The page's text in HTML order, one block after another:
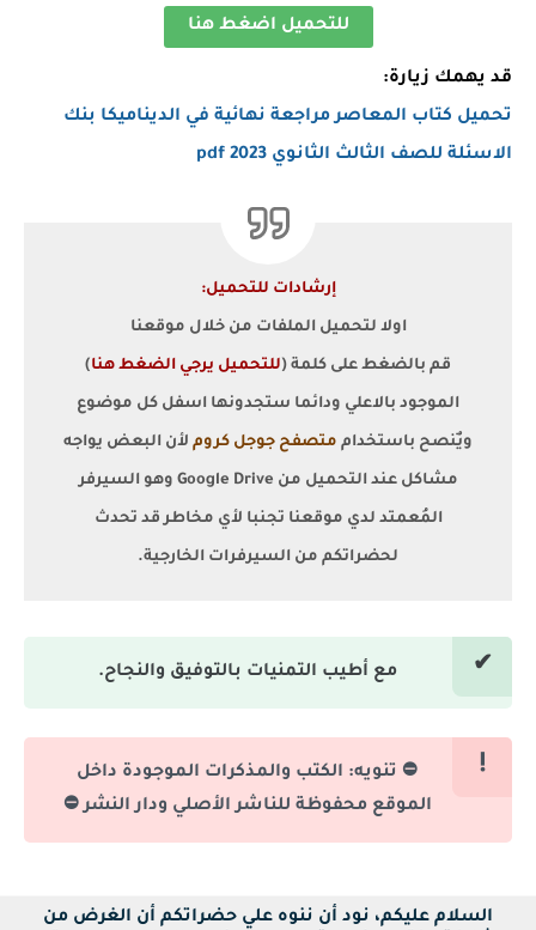
للتحميل اضغط هنا
قد يهمك زيارة:
تحميل كتاب المعاصر مراجعة نهائية في الديناميكا بنك
الاسئلة للصف الثالث الثانوي 2023 pdf
إرشادات للتحميل:
اولا لتحميل الملفات من خلال موقعنا
قم بالضغط على كلمة (للتحميل يرجي الضغط هنا)
الموجود بالاعلي ودائما ستجدونها اسفل كل موضوع
ويٌنصح باستخدام متصفح جوجل كروم لأن البعض يواجه
مشاكل عند التحميل من Google Drive وهو السيرفر
المُعمتد لدي موقعنا تجنبا لأي مخاطر قد تحدث
لحضراتكم من السيرفرات الخارجية.
مع أطيب التمنيات بالتوفيق والنجاح.
⛔ تنويه: الكتب والمذكرات الموجودة داخل
الموقع محفوظة للناشر الأصلي ودار النشر ⛔
السلام عليكم، نود أن ننوه علي حضراتكم أن الغرض من